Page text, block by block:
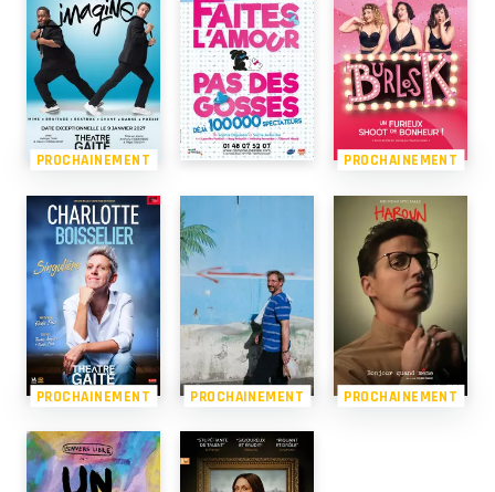
PROCHAINEMENT PROCHAINEMENT
PROCHAINEMENT PROCHAINEMENT PROCHAINEMENT